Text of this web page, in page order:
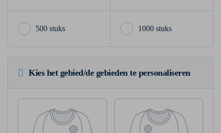
500 stuks 1000 stuks
Kies het gebied/de gebieden te personaliseren